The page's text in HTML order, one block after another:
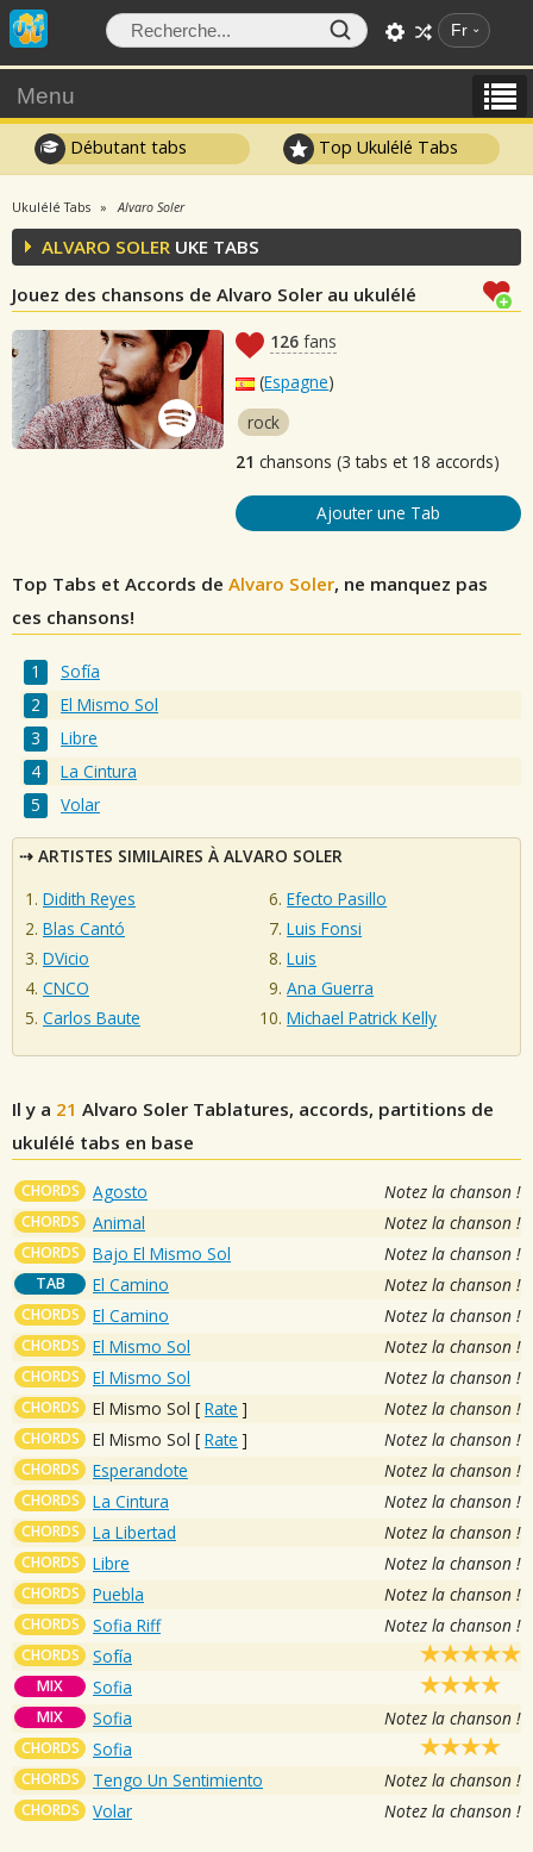
Fr
Menu
Débutant tabs Top Ukulélé Tabs
Ukulélé Tabs Alvaro Soler
ALVARO SOLER UKE TABS
Jouez des chansons de Alvaro Soler au ukulélé
126 fans
(Espagne)
rock
21 chansons (3 tabs et 18 accords)
Ajouter une Tab
Top Tabs et Accords de Alvaro Soler, ne manquez pas
ces chansons!
Sofía
El Mismo Sol
Libre
La Cintura
Volar
ARTISTES SIMILAIRES À ALVARO SOLER
Didith Reyes
Blas Cantó
DVicio
CNCO
Carlos Baute
Efecto Pasillo
Luis Fonsi
Luis
Ana Guerra
Michael Patrick Kelly
Il y a 21 Alvaro Soler Tablatures, accords, partitions de
ukulélé tabs en base
CHORDS Agosto Notez la chanson !
CHORDS Animal Notez la chanson !
CHORDS Bajo El Mismo Sol Notez la chanson !
TAB El Camino Notez la chanson !
CHORDS El Camino Notez la chanson !
CHORDS El Mismo Sol Notez la chanson !
CHORDS El Mismo Sol Notez la chanson !
CHORDS El Mismo Sol [ Rate ] Notez la chanson !
CHORDS El Mismo Sol [ Rate ] Notez la chanson !
CHORDS Esperandote Notez la chanson !
CHORDS La Cintura Notez la chanson !
CHORDS La Libertad Notez la chanson !
CHORDS Libre Notez la chanson !
CHORDS Puebla Notez la chanson !
CHORDS Sofia Riff Notez la chanson !
CHORDS Sofía
MIX Sofia
MIX Sofia Notez la chanson !
CHORDS Sofia
CHORDS Tengo Un Sentimiento Notez la chanson !
CHORDS Volar Notez la chanson !